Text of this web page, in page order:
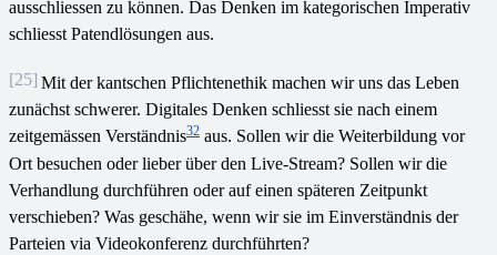
ausschliessen zu können. Das Denken im kategorischen Imperativ
schliesst Patendlösungen aus.
[25] Mit der kantschen Pflichtenethik machen wir uns das Leben
zunächst schwerer. Digitales Denken schliesst sie nach einem
zeitgemässen Verständnis32 aus. Sollen wir die Weiterbildung vor
Ort besuchen oder lieber über den Live-Stream? Sollen wir die
Verhandlung durchführen oder auf einen späteren Zeitpunkt
verschieben? Was geschähe, wenn wir sie im Einverständnis der
Parteien via Videokonferenz durchführten?